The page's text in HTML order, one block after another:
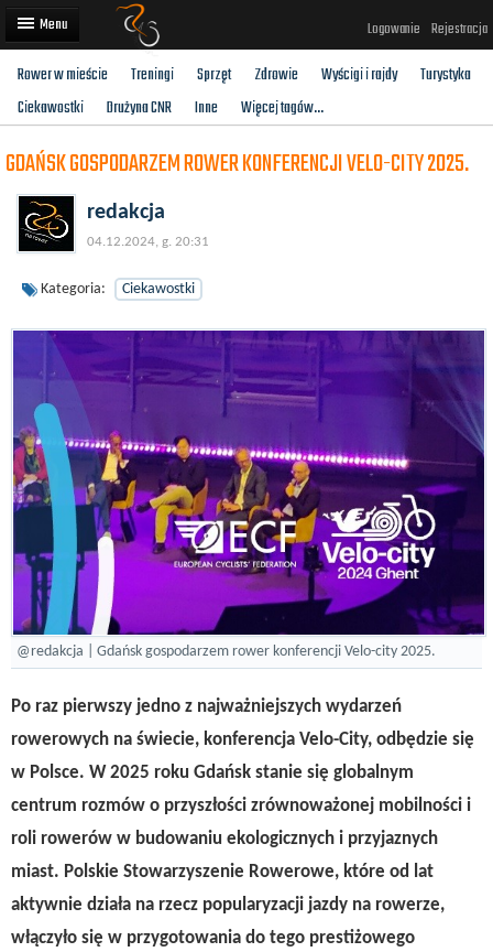
Logowanie Rejestracja
Artykuły
Użytkownicy
Rower w mieście Treningi Sprzęt Zdrowie Wyścigi i rajdy
Turystyka
Ciekawostki
Drużyna CNR Inne Więcej tagów...
GDAŃSK GOSPODARZEM ROWER KONFERENCJI VELO-CITY 2025.
redakcja
04.12.2024, g. 20:31
Kategoria: Ciekawostki
@redakcja | Gdańsk gospodarzem rower konferencji Velo-city 2025.
Po raz pierwszy jedno z najważniejszych wydarzeń
rowerowych na świecie, konferencja Velo-City, odbędzie się
w Polsce. W 2025 roku Gdańsk stanie się globalnym
centrum rozmów o przyszłości zrównoważonej mobilności i
roli rowerów w budowaniu ekologicznych i przyjaznych
miast. Polskie Stowarzyszenie Rowerowe, które od lat
aktywnie działa na rzecz popularyzacji jazdy na rowerze,
włączyło się w przygotowania do tego prestiżowego